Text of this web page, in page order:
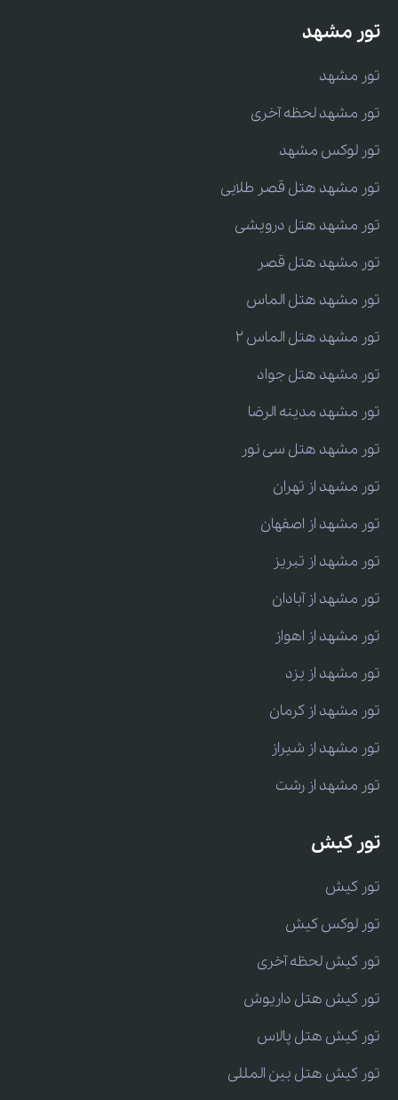
تور مشهد
تور مشهد
تور مشهد لحظه آخری
تور لوکس مشهد
تور مشهد هتل قصر طلایی
تور مشهد هتل درویشی
تور مشهد هتل قصر
تور مشهد هتل الماس
تور مشهد هتل الماس 2
تور مشهد هتل جواد
تور مشهد مدینه الرضا
تور مشهد هتل سی نور
تور مشهد از تهران
تور مشهد از اصفهان
تور مشهد از تبریز
تور مشهد از آبادان
تور مشهد از اهواز
تور مشهد از یزد
تور مشهد از کرمان
تور مشهد از شیراز
تور مشهد از رشت
تور کیش
تور کیش
تور لوکس کیش
تور کیش لحظه آخری
تور کیش هتل داریوش
تور کیش هتل پالاس
تور کیش هتل بین المللی